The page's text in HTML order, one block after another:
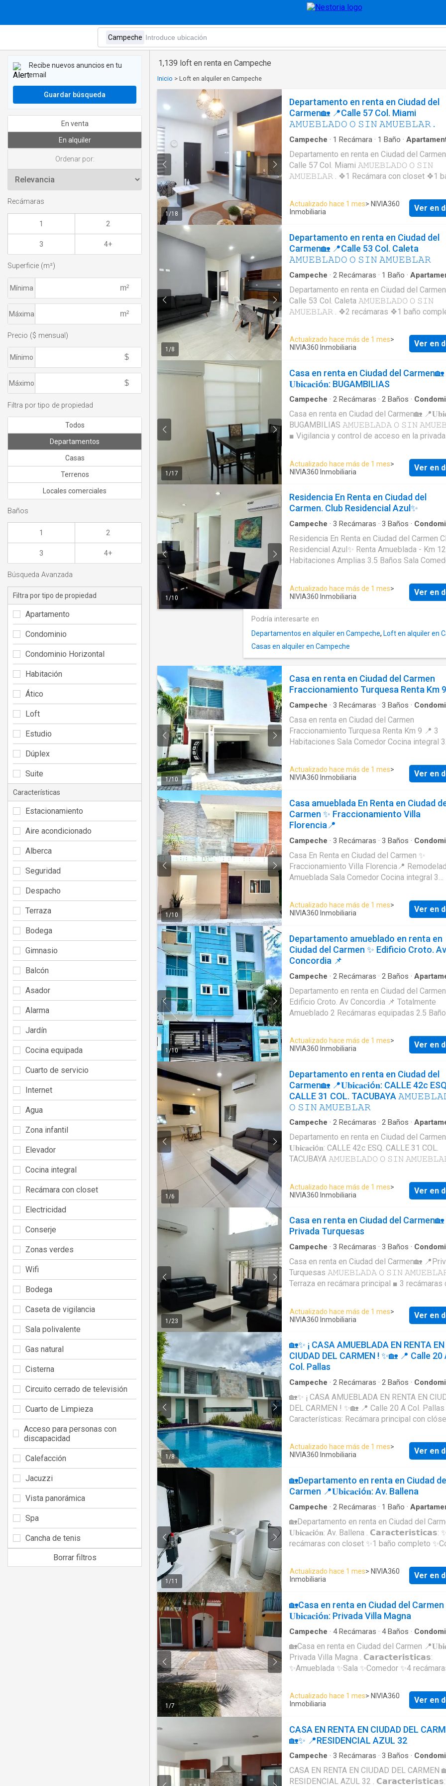
1,139 loft en renta en Campeche
Inicio > Loft en alquiler en Campeche
1 /18
Departamento en renta en Ciudad del
Carmen🏡 📍Calle 57 Col. Miami
𝙰𝙼𝚄𝙴𝙱𝙻𝙰𝙳𝙾 𝙾 𝚂𝙸𝙽 𝙰𝙼𝚄𝙴𝙱𝙻𝙰𝚁 .
Campeche · 1 Recámara · 1 Baño ·
Departamento en renta en Ciudad del
Calle 57 Col. Miami 𝙰𝙼𝚄𝙴𝙱𝙻𝙰𝙳𝙾 𝙾 𝚂𝙸𝙽
𝙰𝙼𝚄𝙴𝙱𝙻𝙰𝚁 . ❖1 Recámara con closet ❖1 baño
alberca y zona lounge ❖ Estacionamiento
vehículo ❖Área de lavado . 𝐑𝐄𝐍𝐓𝐀
Actualizado hace 1 mes> NIVIA360
Inmobiliaria
Ver en
1 /8
Departamento en renta en Ciudad del
Carmen🏡 📍Calle 53 Col. Caleta
𝙰𝙼𝚄𝙴𝙱𝙻𝙰𝙳𝙾 𝙾 𝚂𝙸𝙽 𝙰𝙼𝚄𝙴𝙱𝙻𝙰𝚁
Campeche · 2 Recámaras · 1 Baño ·
Departamento en renta en Ciudad del
Calle 53 Col. Caleta 𝙰𝙼𝚄𝙴𝙱𝙻𝙰𝙳𝙾 𝙾 𝚂𝙸𝙽
𝙰𝙼𝚄𝙴𝙱𝙻𝙰𝚁 . ❖2 recámaras ❖1 baño
❖Estacionamiento ❖1 Sofa-cama . 𝐑𝐄𝐍𝐓𝐀
Actualizado hace más de 1 mes>
NIVIA360 Inmobiliaria
Ver en
1 /17
Casa en renta en Ciudad del Carmen🏡
𝐔𝐛𝐢𝐜𝐚𝐜𝐢ó𝐧: BUGAMBILIAS
Campeche · 2 Recámaras · 2 Baños ·
Casa en renta en Ciudad del Carmen🏡
BUGAMBILIAS 𝙰𝙼𝚄𝙴𝙱𝙻𝙰𝙳𝙰 𝙾 𝚂𝙸𝙽
■ Vigilancia y control de acceso en la
vigilancia en la privada ■ Patio trasero con
eléctrico ■ Área de lavado ■ Sala / comedor
𝐑𝐄𝐍𝐓𝐀 𝐌𝐄𝐍𝐒𝐔𝐀𝐋: $13,000
Actualizado hace más de 1 mes>
NIVIA360 Inmobiliaria
Ver en
1 /10
Residencia En Renta en Ciudad del
Carmen. Club Residencial Azul✨
Campeche · 3 Recámaras · 3 Baños ·
Residencia En Renta en Ciudad del Carmen
Residencial Azul✨ Renta Amueblada - Km
Habitaciones Amplias 3.5 Baños Sala Comedor
Palapa, Area Juegos) $21,000 Mensuales +
Actualizado hace más de 1 mes>
NIVIA360 Inmobiliaria
Ver en
Podría interesarte en
Departamentos en alquiler en Campeche, Loft en alquiler en
Casas en alquiler en Campeche
1/10
Casa en renta en Ciudad del Carmen
Fraccionamiento Turquesa Renta Km
Campeche · 3 Recámaras · 3 Baños ·
Casa en renta en Ciudad del Carmen
Fraccionamiento Turquesa Renta Km 9 📍 3
Habitaciones Sala Comedor Cocina integral 3.5 baño
Plus: Paneles Solares $32,000 Mensuales +
Actualizado hace más de 1 mes>
NIVIA360 Inmobiliaria
Ver en
1 /10
Casa amueblada En Renta en Ciudad
Carmen ✨ Fraccionamiento Villa
Florencia📍
Campeche · 3 Recámaras · 3 Baños ·
Casa En Renta en Ciudad del Carmen ✨
Fraccionamiento Villa Florencia📍 Remodelada
Amueblada Sala Comedor Cocina integral 3
(Alberca, área recreativas) $20,000
Actualizado hace más de 1 mes>
NIVIA360 Inmobiliaria
Ver en
1 /10
Departamento amueblado en renta en
Ciudad del Carmen ✨ Edificio Croto. Av
Concordia 📌
Campeche · 2 Recámaras · 2 Baños ·
Departamento en renta en Ciudad del Carmen
Edificio Croto. Av Concordia 📌 Totalmente
Amueblado 2 Recámaras equipadas 2.5 Baños Sala
Amenidades
Actualizado hace más de 1 mes>
NIVIA360 Inmobiliaria
Ver en
1/6
Departamento en renta en Ciudad del
Carmen🏡 📍𝐔𝐛𝐢𝐜𝐚𝐜𝐢ó𝐧: CALLE 42c
CALLE 31 COL. TACUBAYA
𝙾 𝚂𝙸𝙽 𝙰𝙼𝚄𝙴𝙱𝙻𝙰𝚁
Campeche · 2 Recámaras · 2 Baños ·
Departamento en renta en Ciudad del
𝐔𝐛𝐢𝐜𝐚𝐜𝐢ó𝐧: CALLE 42c ESQ. CALLE 31 COL.
TACUBAYA 𝙰𝙼𝚄𝙴𝙱𝙻𝙰𝙳𝙾 𝙾 𝚂𝙸𝙽
con closet y baño ▪️ Área de lavado ▪️
Actualizado hace más de 1 mes>
NIVIA360 Inmobiliaria
Ver en
1 /23
Casa en renta en Ciudad del Carmen🏡
Privada Turquesas
Campeche · 3 Recámaras · 3 Baños ·
Casa en renta en Ciudad del Carmen🏡
Turquesas 𝙰𝙼𝚄𝙴𝙱𝙻𝙰𝙳𝙰 𝙾 𝚂𝙸𝙽 𝙰𝙼𝚄𝙴𝙱𝙻𝙰𝚁 . ■
Terraza en recámara principal ■ 3 recámaras
/ comedor ■ Estudio ■ Área de lavado ■
trasero ■ Estacionamiento techado para 2
Actualizado hace más de 1 mes>
NIVIA360 Inmobiliaria
Ver en
1 /8
🏡✨ ¡ CASA AMUEBLADA EN RENTA EN
CIUDAD DEL CARMEN ! ✨🏡 📍 Calle 20
Col. Pallas
Campeche · 2 Recámaras · 2 Baños ·
🏡✨ ¡ CASA AMUEBLADA EN RENTA EN
DEL CARMEN ! ✨🏡 📍 Calle 20 A Col. Pallas . ✨
Características: Recámara principal con
baño completo Sala amplia y luminosa
Cocina funcional Medio baño para visitas en
baja Área de lavado Estacionamiento para 1
Amenidades: Área común con alberca
mantenimiento incluidos . 💰 Renta mensual:
$20,000.00 MX ➕ Cuota de mantenimiento:
$1,500.00 MX (Incluye agua, mantenimiento de
alberca, jardinería y recolección de basura)
Actualizado hace más de 1 mes>
NIVIA360 Inmobiliaria
Ver en
1 /11
🏡Departamento en renta en Ciudad del
Carmen 📍𝐔𝐛𝐢𝐜𝐚𝐜𝐢ó𝐧: Av. Ballena
Campeche · 2 Recámaras · 1 Baño ·
🏡Departamento en renta en Ciudad del
𝐔𝐛𝐢𝐜𝐚𝐜𝐢ó𝐧: Av. Ballena . 𝗖𝗮𝗿𝗮𝗰𝘁𝗲𝗿𝗶𝘀𝘁𝗶𝗰𝗮𝘀:
recámaras con closet ✨1 baño completo
Actualizado hace 1 mes> NIVIA360
Inmobiliaria
Ver en
1 /7
🏡Casa en renta en Ciudad del Carmen
𝐔𝐛𝐢𝐜𝐚𝐜𝐢ó𝐧: Privada Villa Magna
Campeche · 4Recámaras · 4Baños ·
🏡Casa en renta en Ciudad del Carmen
Privada Villa Magna . 𝗖𝗮𝗿𝗮𝗰𝘁𝗲𝗿𝗶𝘀𝘁𝗶𝗰𝗮𝘀:
✨Amueblada ✨Sala ✨Comedor ✨4
✨Cisterna ✨Cochera para 2 autos ✨Gas
estacionario ✨Completamente climatizada .
𝐌𝐄𝐍𝐒𝐔𝐀𝐋: $19,500 Incluye cuota del
Actualizado hace 1 mes> NIVIA360
Inmobiliaria
Ver en
CASA EN RENTA EN CIUDAD DEL
🏡✨ 📍RESIDENCIAL AZUL 32
Campeche · 3 Recámaras · 3 Baños ·
CASA EN RENTA EN CIUDAD DEL CARMEN
RESIDENCIAL AZUL 32 . 𝗖𝗮𝗿𝗮𝗰𝘁𝗲𝗿𝗶𝘀𝘁𝗶𝗰𝗮𝘀:
Recibe nuevos anuncios en tu
email
Guardar búsqueda
En venta
En alquiler
Ordenar por:
Recámaras
1 2
3 4+
Superficie (m²)
Mínima
Máxima
Precio ($ mensual)
Mínimo
Máximo
Filtra por tipo de propiedad
Todos
Departamentos
Casas
Terrenos
Locales comerciales
Baños
1 2
3 4+
Búsqueda Avanzada
Filtra por tipo de propiedad
Apartamento
Condominio
Condominio Horizontal
Habitación
Ático
Loft
Estudio
Dúplex
Suite
Características
Estacionamiento
Aire acondicionado
Alberca
Seguridad
Despacho
Terraza
Bodega
Gimnasio
Balcón
Asador
Alarma
Jardín
Cocina equipada
Cuarto de servicio
Internet
Agua
Zona infantil
Elevador
Cocina integral
Recámara con closet
Electricidad
Conserje
Zonas verdes
Wifi
Bodega
Caseta de vigilancia
Sala polivalente
Gas natural
Cisterna
Circuito cerrado de televisión
Cuarto de Limpieza
Acceso para personas con
discapacidad
Calefacción
Jacuzzi
Vista panorámica
Spa
Cancha de tenis
Borrar filtros